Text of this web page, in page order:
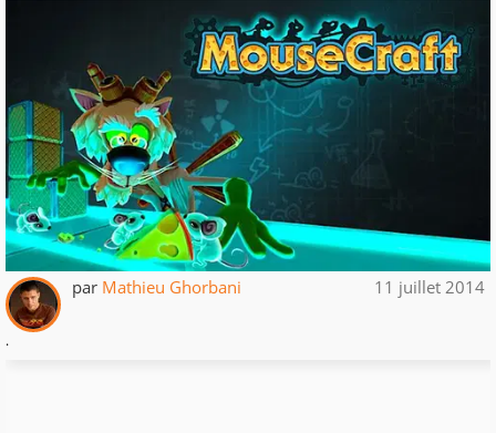
par Mathieu Ghorbani 11 juillet 2014
.